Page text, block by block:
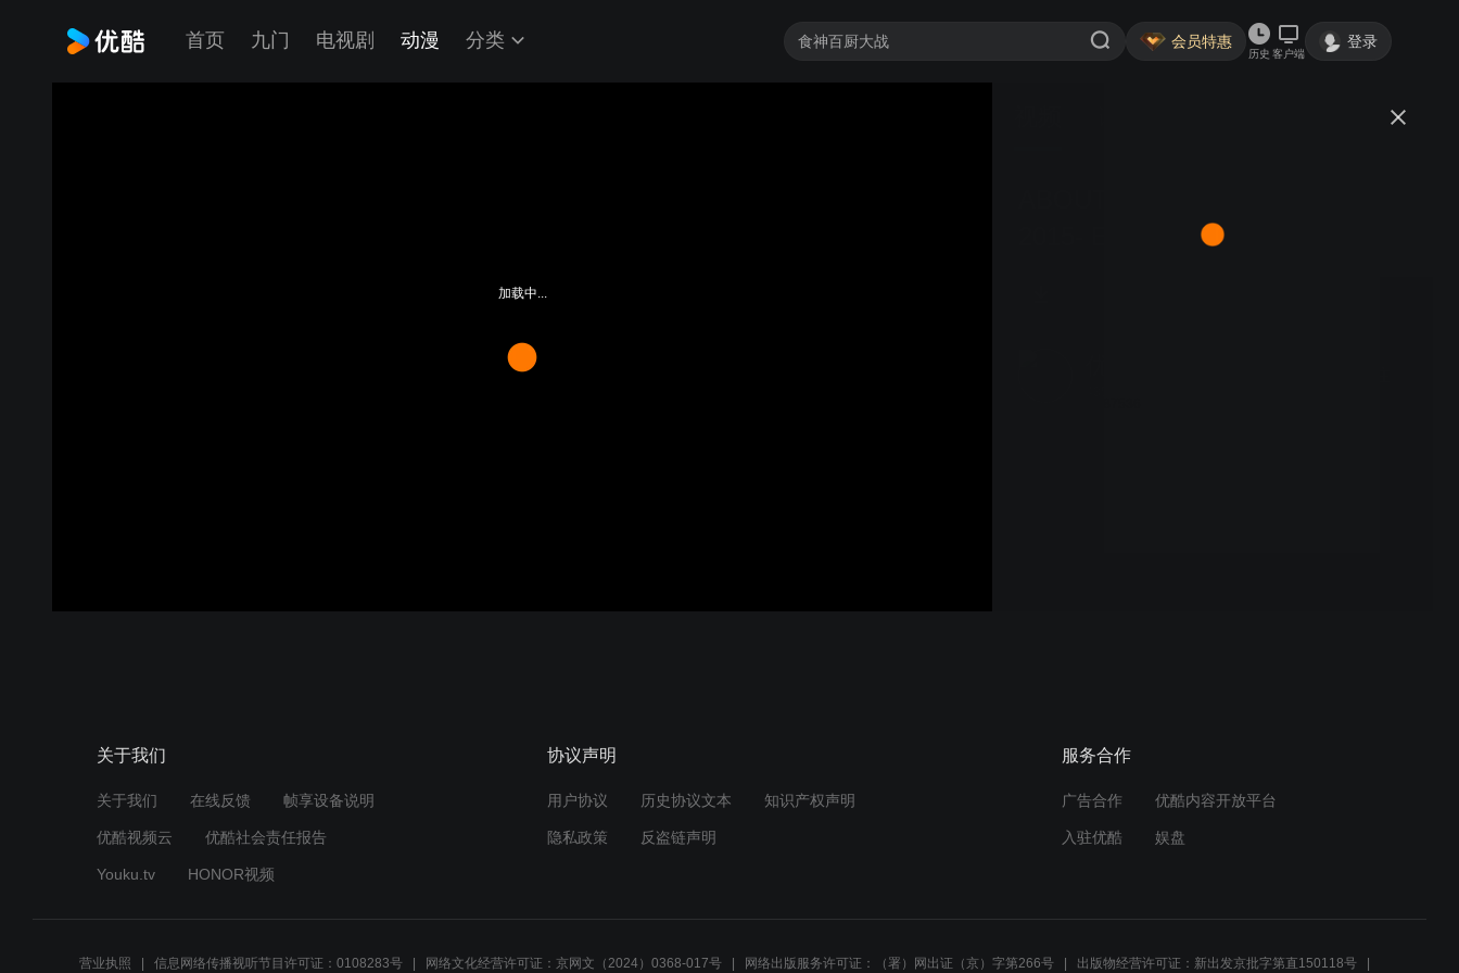
首页 九门 电视剧 动漫 分类 会员特惠
历史 客户端
登录
加载中...
2015- Enhanced UV Toolset
关于我们
关于我们 在线反馈 帧享设备说明
优酷视频云 优酷社会责任报告
Youku.tv HONOR视频
协议声明
用户协议 历史协议文本 知识产权声明
隐私政策 反盗链声明
服务合作
广告合作 优酷内容开放平台
入驻优酷 娱盘
营业执照 信息网络传播视听节目许可证：0108283号 网络文化经营许可证：京网文（2024）0368-017号 网络出版服务许可证：（署）网出证（京）字第266号 出版物经营许可证：新出发京批字第直150118号